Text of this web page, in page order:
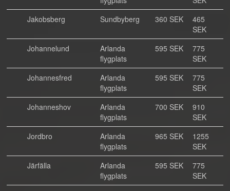
Jakobsberg
Sundbyberg 360 SEK
465
SEK
Johannelund
Arlanda
flygplats
595 SEK
775
SEK
Johannesfred
Arlanda
flygplats
595 SEK
775
SEK
Johanneshov
Arlanda
flygplats
700 SEK
910
SEK
Jordbro
Arlanda
flygplats
965 SEK
1255
SEK
Järfälla
Arlanda
flygplats
595 SEK
775
SEK